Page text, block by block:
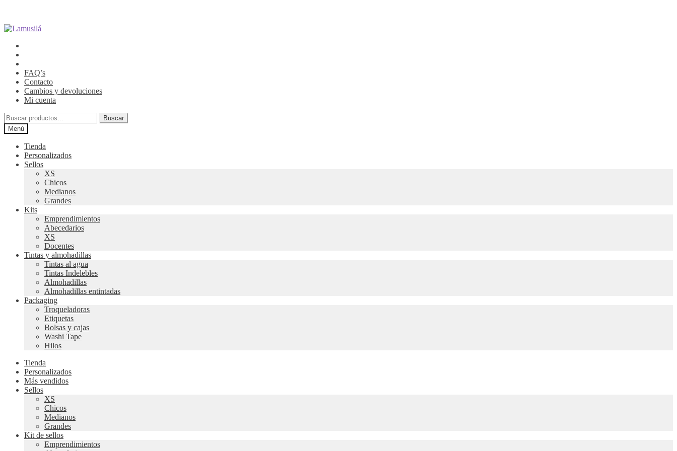
Ir
navegación
Ir
contenido
FAQ’s
Contacto
Cambios y devoluciones
Mi cuenta
Buscar
por:
Buscar
Menú
Tienda
Personalizados
Sellos
XS
Chicos
Medianos
Grandes
Kits
Emprendimientos
Abecedarios
XS
Docentes
Tintas y almohadillas
Tintas al agua
Tintas Indelebles
Almohadillas
Almohadillas entintadas
Packaging
Troqueladoras
Etiquetas
Bolsas y cajas
Washi Tape
Hilos
Tienda
Personalizados
Más vendidos
Sellos
XS
Chicos
Medianos
Grandes
Kit de sellos
Emprendimientos